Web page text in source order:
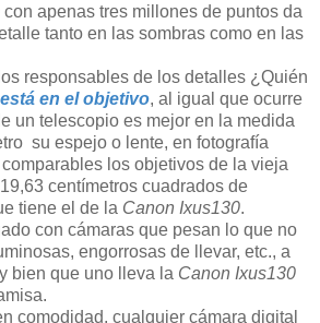
apenas tres millones de puntos da
tanto en las sombras como en las
responsables de los detalles ¿Quién
en el objetivo, al igual que ocurre
un telescopio es mejor en la medida
su espejo o lente, en fotografía
los objetivos de la vieja
centímetros cuadrados de
tiene el de la Canon Ixus130.
con cámaras que pesan lo que no
engorrosas de llevar, etc., a
bien que uno lleva la Canon Ixus130
comodidad, cualquier cámara digital